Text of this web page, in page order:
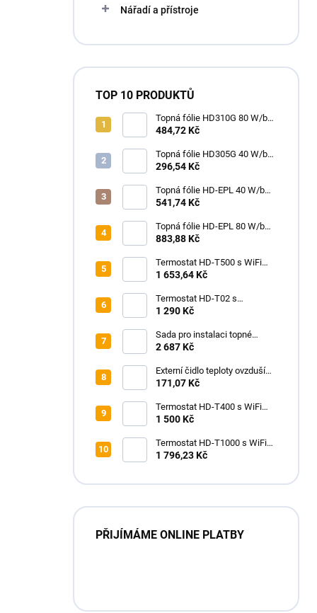
Nářadí a přístroje
TOP 10 PRODUKTŮ
Topná fólie HD310G 80 W/bm
(80 W/m2) - Heat Decor
484,72 Kč
Topná fólie HD305G 40 W/bm
(80 W/m2) - Heat Decor
296,54 Kč
Topná fólie HD-EPL 40 W/bm
(80 W/m2, šíře 50 cm) - Heat
541,74 Kč
Topná fólie HD-EPL 80 W/bm
(80 W/m2, šíře 100 cm) - Heat
883,88 Kč
Termostat HD-T500 s WiFi
modulem a podlahovým
1 653,64 Kč
Termostat HD-T02 s
podlahovým čidlem
1 290 Kč
Sada pro instalaci topné
rohože HEAT DECOR HD-
HD-T05 WiFi, bílý
2 687 Kč
Externí čidlo teploty ovzduší
HD-airsensor
171,07 Kč
Termostat HD-T400 s WiFi
modulem a podlahovým
1 500 Kč
Termostat HD-T1000 s WiFi
modulem a podlahovým
1 796,23 Kč
PŘIJÍMÁME ONLINE PLATBY